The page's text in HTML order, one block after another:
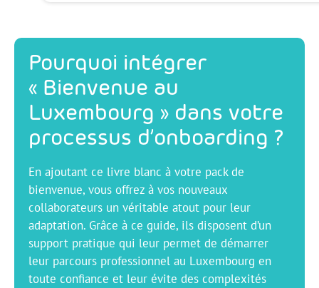
Pourquoi intégrer
« Bienvenue au
Luxembourg » dans votre
processus d’onboarding ?
En ajoutant ce livre blanc à votre pack de
bienvenue, vous offrez à vos nouveaux
collaborateurs un véritable atout pour leur
adaptation. Grâce à ce guide, ils disposent d’un
support pratique qui leur permet de démarrer
leur parcours professionnel au Luxembourg en
toute confiance et leur évite des complexités